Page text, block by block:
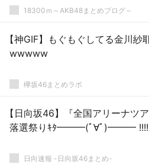
18300ｍ～AKB48まとめブログ～
【神GIF】もぐもぐしてる金川
wwwww
欅坂46まとめラボ
【日向坂46】『全国アリーナツ
落選祭りｷﾀ━━━(ﾟ∀ﾟ)━━━
日向速報 -日向坂46まとめ-